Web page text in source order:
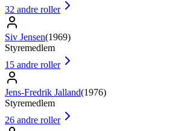
32 andre roller
Siv Jensen(1969)
Styremedlem
15 andre roller
Jens-Fredrik Jalland(1976)
Styremedlem
26 andre roller